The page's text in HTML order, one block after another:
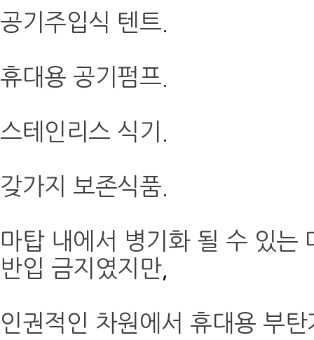
공기주입식 텐트
휴대용 공기펌프
스테인리스 식기
갖가지 보존식품
마탑 내에서 병기화 될 수 있는
반입 금지였지만,
인권적인 차원에서 휴대용 부